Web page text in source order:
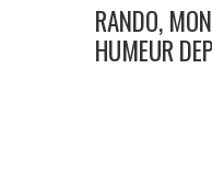
RANDO,
HUMEUR